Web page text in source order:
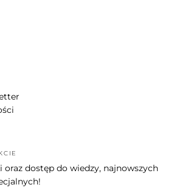
oraz dostęp do wiedzy, najnowszych